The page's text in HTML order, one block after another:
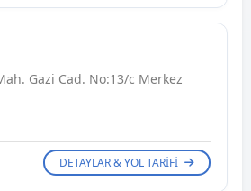
Gazi Cad. No:13/c Merkez
DETAYLAR & YOL TARIFI